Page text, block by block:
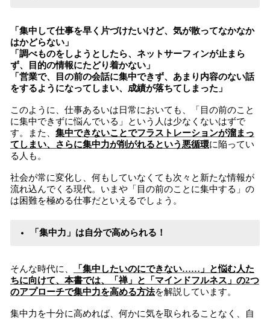
「集中して仕事を早く片づけたいけど、気が散ってなかなか
はかどらない」
「調べものをしようとしたら、ネットサーフィンが止まら
ず、目的の情報にたどり着かない」
「営業で、目の前の会話に集中できず、あまり内容のない話
をするようになってしまい、成績が落ちてしまった」
このように、仕事あるいは日常においても、「目の前のこと
に集中できずに悩んでいる」という人は少なくないはずで
す。また、 集中できないことでフラストレーションが溜まっ
てしまい、さらに集中力が削がれるという悪循環に陥ってい
る人も。
社会が常に変化し、何もしていなくても次々と新たな情報が
流れ込んでくる現代。いまや「目の前のことに集中する」の
は困難を極める仕事だといえるでしょう。
「集中力」は自分で高められる！
そんな時代に、
「集中したいのにできない……」と悩む人た
ちに向けて、本書では、「禅」と「マインドフルネス」の2つ
のアプローチで集中力を高める方法を解説しています。
集中力を十分に高めれば、何かに気を取られることなく、自